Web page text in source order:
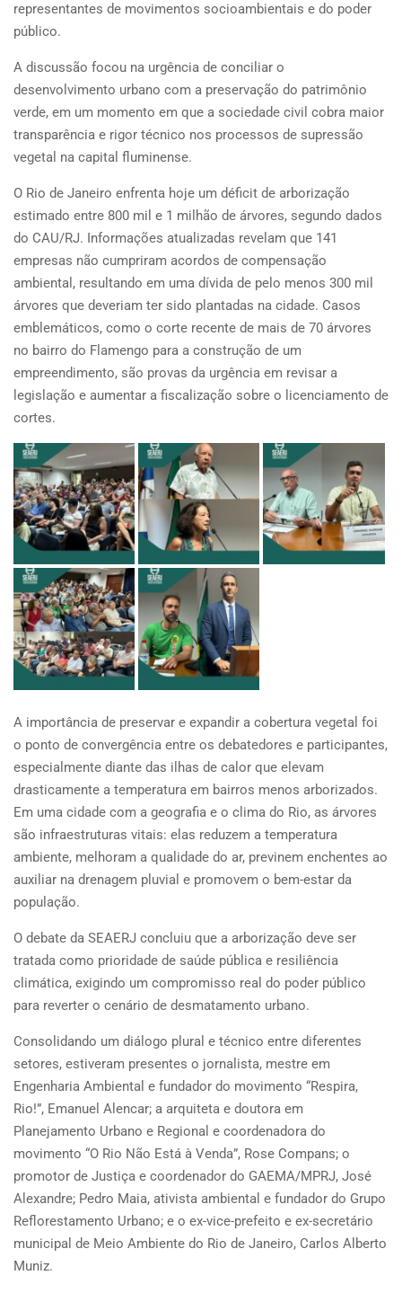
representantes de movimentos socioambientais e do poder
público.
A discussão focou na urgência de conciliar o
desenvolvimento urbano com a preservação do patrimônio
verde, em um momento em que a sociedade civil cobra maior
transparência e rigor técnico nos processos de supressão
vegetal na capital fluminense.
O Rio de Janeiro enfrenta hoje um déficit de arborização
estimado entre 800 mil e 1 milhão de árvores, segundo dados
do CAU/RJ. Informações atualizadas revelam que 141
empresas não cumpriram acordos de compensação
ambiental, resultando em uma dívida de pelo menos 300 mil
árvores que deveriam ter sido plantadas na cidade. Casos
emblemáticos, como o corte recente de mais de 70 árvores
no bairro do Flamengo para a construção de um
empreendimento, são provas da urgência em revisar a
legislação e aumentar a fiscalização sobre o licenciamento de
cortes.
A importância de preservar e expandir a cobertura vegetal foi
o ponto de convergência entre os debatedores e participantes,
especialmente diante das ilhas de calor que elevam
drasticamente a temperatura em bairros menos arborizados.
Em uma cidade com a geografia e o clima do Rio, as árvores
são infraestruturas vitais: elas reduzem a temperatura
ambiente, melhoram a qualidade do ar, previnem enchentes ao
auxiliar na drenagem pluvial e promovem o bem-estar da
população.
O debate da SEAERJ concluiu que a arborização deve ser
tratada como prioridade de saúde pública e resiliência
climática, exigindo um compromisso real do poder público
para reverter o cenário de desmatamento urbano.
Consolidando um diálogo plural e técnico entre diferentes
setores, estiveram presentes o jornalista, mestre em
Engenharia Ambiental e fundador do movimento “Respira,
Rio!”, Emanuel Alencar; a arquiteta e doutora em
Planejamento Urbano e Regional e coordenadora do
movimento “O Rio Não Está à Venda”, Rose Compans; o
promotor de Justiça e coordenador do GAEMA/MPRJ, José
Alexandre; Pedro Maia, ativista ambiental e fundador do Grupo
Reflorestamento Urbano; e o ex-vice-prefeito e ex-secretário
municipal de Meio Ambiente do Rio de Janeiro, Carlos Alberto
Muniz.